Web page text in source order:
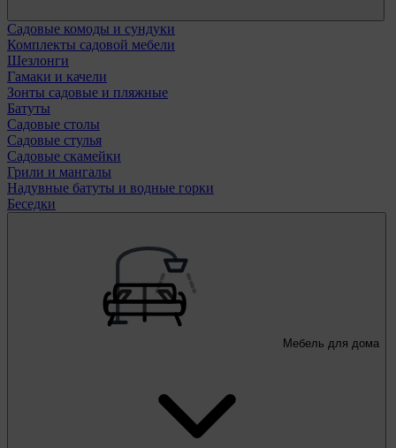
Садовые комоды и сундуки
Комплекты садовой мебели
Шезлонги
Гамаки и качели
Зонты садовые и пляжные
Батуты
Садовые столы
Садовые стулья
Садовые скамейки
Грили и мангалы
Надувные батуты и водные горки
Беседки
Мебель для дома